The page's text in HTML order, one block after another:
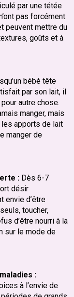
par une tétée
pas forcément
peuvent mettre du
goûts et à
bébé tête
par son lait, il
autre chose.
manger, mais
apports de lait
manger de
:Dès 6-7
désir
envie d’être
toucher,
d’être nourri à la
sur le mode de
:
à l’envie de